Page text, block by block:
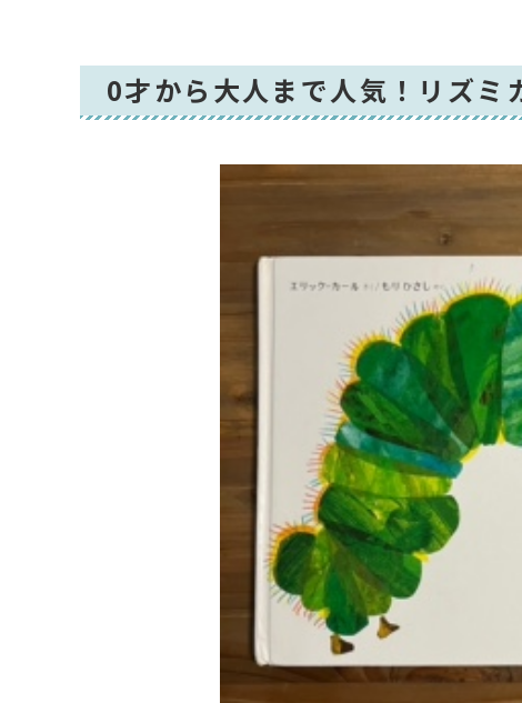
0才から大人まで人気！リズミ